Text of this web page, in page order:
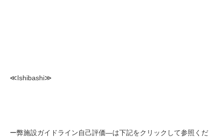
≪Ishibashi≫
ー弊施設ガイドライン自己評価—は下記をクリックして参照くだ